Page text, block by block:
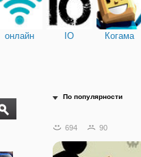
онлайн IO Когама
По популярности
694 90